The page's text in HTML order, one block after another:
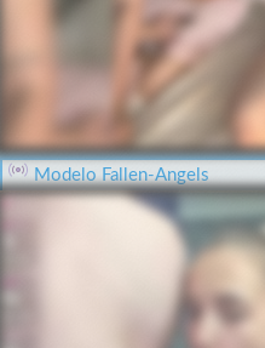
Modelo Fallen-Angels